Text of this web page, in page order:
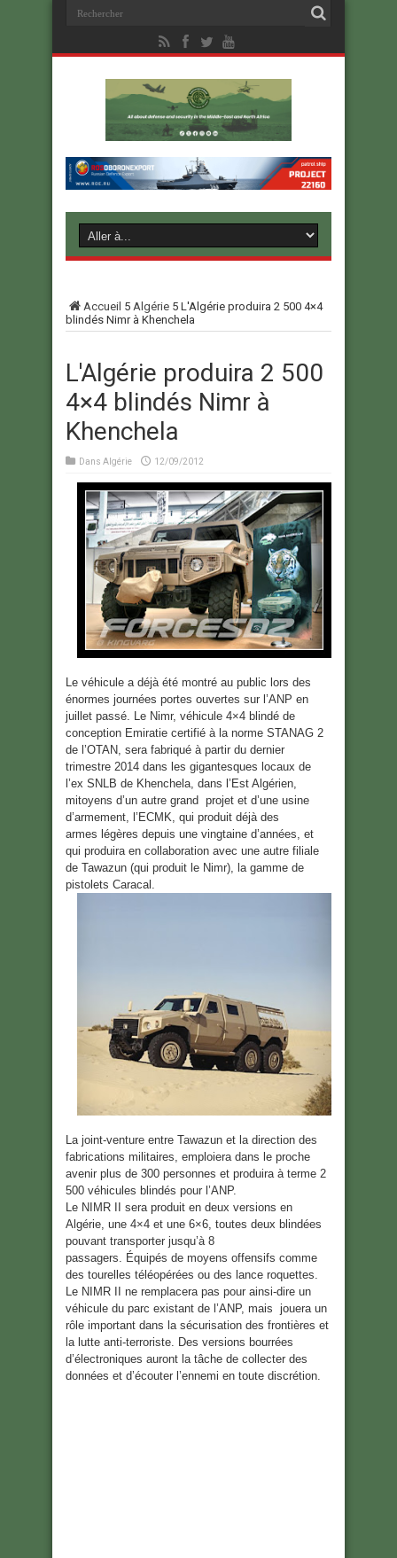
Accueil 5 Algérie 5 L'Algérie produira 2 500 4×4
blindés Nimr à Khenchela
L'Algérie produira 2 500
4×4 blindés Nimr à
Khenchela
Dans Algérie 12/09/2012
Le véhicule a déjà été montré au public lors des
énormes journées portes ouvertes sur l’ANP en
juillet passé. Le Nimr, véhicule 4×4 blindé de
conception Emiratie certifié à la norme STANAG 2
de l’OTAN, sera fabriqué à partir du dernier
trimestre 2014 dans les gigantesques locaux de
l’ex SNLB de Khenchela, dans l’Est Algérien,
mitoyens d’un autre grand projet et d’une usine
d’armement, l’ECMK, qui produit déjà des
armes légères depuis une vingtaine d’années, et
qui produira en collaboration avec une autre filiale
de Tawazun (qui produit le Nimr), la gamme de
pistolets Caracal.
La joint-venture entre Tawazun et la direction des
fabrications militaires, emploiera dans le proche
avenir plus de 300 personnes et produira à terme 2
500 véhicules blindés pour l’ANP.
Le NIMR II sera produit en deux versions en
Algérie, une 4×4 et une 6×6, toutes deux blindées
pouvant transporter jusqu’à 8
passagers. Équipés de moyens offensifs comme
des tourelles téléopérées ou des lance roquettes.
Le NIMR II ne remplacera pas pour ainsi-dire un
véhicule du parc existant de l’ANP, mais jouera un
rôle important dans la sécurisation des frontières et
la lutte anti-terroriste. Des versions bourrées
d’électroniques auront la tâche de collecter des
données et d’écouter l’ennemi en toute discrétion.